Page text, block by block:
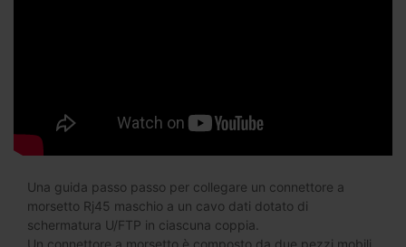
Una guida passo passo per collegare un connettore a
morsetto Rj45 maschio a un cavo dati dotato di
schermatura U/FTP in ciascuna coppia.
Un connettore a morsetto è composto da due pezzi mobili